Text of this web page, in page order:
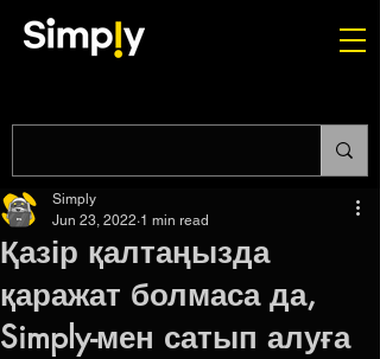
Қазір қалтаңызда
қаражат болмаса да,
Simply-мен сатып алуға
Simply
Jun 23, 2022 1 min read